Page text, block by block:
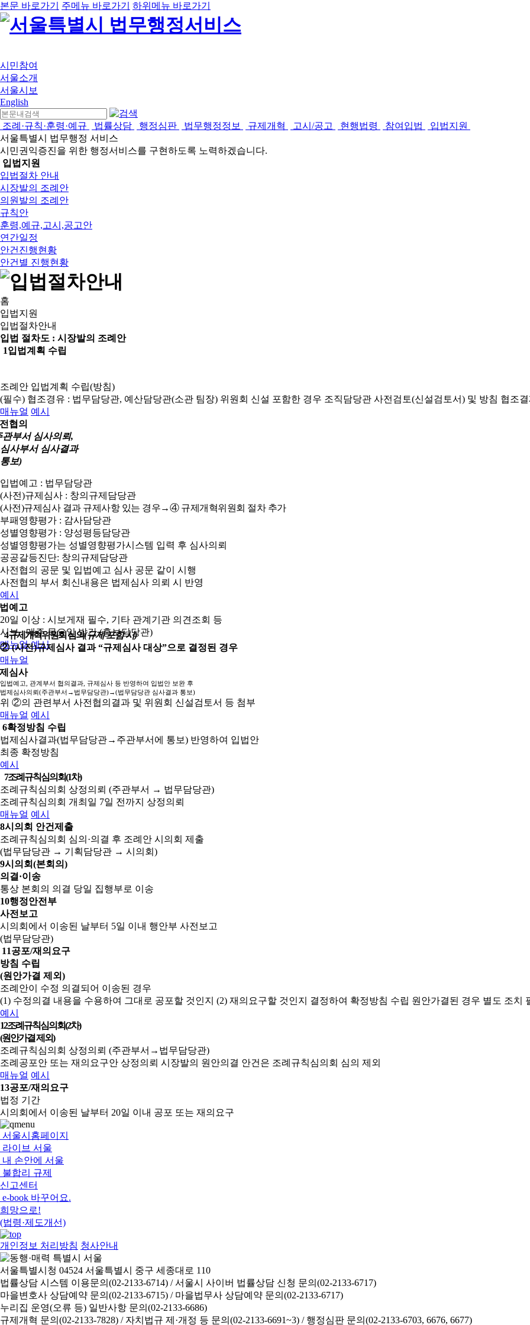
본문 바로가기 주메뉴 바로가기 하위메뉴 바로가기
시민참여
서울소개
서울시보
English
조례·규칙·훈령·예규 법률상담 행정심판 법무행정정보 규제개혁 고시/공고 현행법령 참여입법
입법지원
서울특별시 법무행정 서비스
시민권익증진을 위한 행정서비스를 구현하도록 노력하겠습니다.
입법지원
입법절차 안내
시장발의 조례안
의원발의 조례안
규칙안
훈령,예규,고시,공고안
연간일정
안건진행현황
안건별 진행현황
홈
입법지원
입법절차안내
입법 절차도 : 시장발의 조례안
1입법계획 수립
조례안 입법계획 수립(방침)
(필수) 협조경유 : 법무담당관, 예산담당관(소관 팀장) 위원회 신설 포함한 경우 조직담당관 사전검토(신설검토서) 및 방침 협조
매뉴얼 예시
협의
관부서 심사의뢰,
심사부서 심사결과
통보)
입법예고 : 법무담당관
(사전)규제심사 : 창의규제담당관
(사전)규제심사 결과 규제사항 있는 경우→④ 규제개혁위원회 절차 추가
부패영향평가 : 감사담당관
성별영향평가 : 양성평등담당관
성별영향평가는 성별영향평가시스템 입력 후 심사의뢰
공공갈등진단: 창의규제담당관
사전협의 공문 및 입법예고 심사 공문 같이 시행
사전협의 부서 회신내용은 법제심사 의뢰 시 반영
예시
예고
20일 이상 : 시보게재 필수, 기타 관계기관 의견조회 등
시보 : 매주 목요일 발간 (홍보담당관)
매뉴얼 예시
4규제개혁위원회 심의(규제 포함 시)
② (사전)규제심사 결과 “규제심사 대상”으로 결정된 경우
매뉴얼
심사
입법예고, 관계부서 협의결과, 규제심사 등 반영하여 입법안 보완 후
법제심사의뢰(주관부서→법무담당관)→(법무담당관 심사결과 통보)
위 ②의 관련부서 사전협의결과 및 위원회 신설검토서 등 첨부
매뉴얼 예시
6확정방침 수립
법제심사결과(법무담당관→주관부서에 통보) 반영하여 입법안
최종 확정방침
예시
7조례규칙심의회(1차)
조례규칙심의회 상정의뢰 (주관부서 → 법무담당관)
조례규칙심의회 개최일 7일 전까지 상정의뢰
매뉴얼 예시
8시의회 안건제출
조례규칙심의회 심의·의결 후 조례안 시의회 제출
(법무담당관 → 기획담당관 → 시의회)
9시의회(본회의)
의결·이송
통상 본회의 의결 당일 집행부로 이송
10행정안전부
사전보고
시의회에서 이송된 날부터 5일 이내 행안부 사전보고
(법무담당관)
11공포/재의요구
방침 수립
(원안가결 제외)
조례안이 수정 의결되어 이송된 경우
(1) 수정의결 내용을 수용하여 그대로 공포할 것인지 (2) 재의요구할 것인지 결정하여 확정방침 수립 원안가결된 경우 별도 조치
예시
12조례규칙심의회(2차)
(원안가결 제외)
조례규칙심의회 상정의뢰 (주관부서→법무담당관)
조례공포안 또는 재의요구안 상정의뢰 시장발의 원안의결 안건은 조례규칙심의회 심의 제외
매뉴얼 예시
13공포/재의요구
법정 기간
시의회에서 이송된 날부터 20일 이내 공포 또는 재의요구
서울시홈페이지
라이브 서울
내 손안에 서울
불합리 규제
신고센터
e-book 바꾸어요.
희망으로!
(법령·제도개선)
개인정보 처리방침 청사안내
서울특별시청 04524 서울특별시 중구 세종대로 110
법률상담 시스템 이용문의(02-2133-6714) /서울시 사이버 법률상담 신청 문의(02-2133-6717)
마을변호사 상담예약 문의(02-2133-6715) / 마을법무사 상담예약 문의(02-2133-6717)
누리집 운영(오류 등) 일반사항 문의(02-2133-6686)
규제개혁 문의(02-2133-7828) / 자치법규 제·개정 등 문의(02-2133-6691~3) / 행정심판 문의(02-2133-6703, 6676, 6677)